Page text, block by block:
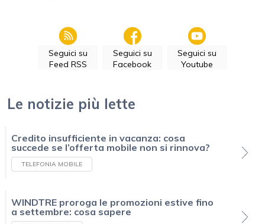
Seguici su
Feed RSS
Seguici su
Facebook
Seguici su
Youtube
Le notizie più lette
Credito insufficiente in vacanza: cosa
succede se l’offerta mobile non si rinnova?
TELEFONIA MOBILE
WINDTRE proroga le promozioni estive fino
a settembre: cosa sapere